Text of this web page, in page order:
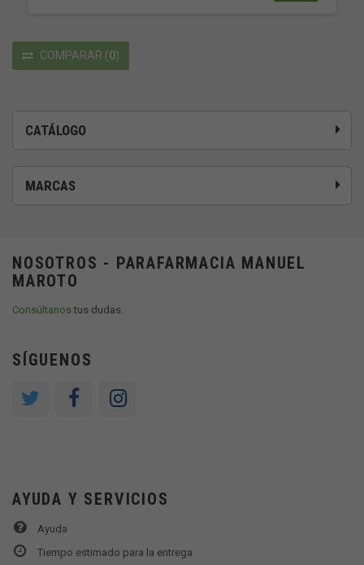
CATÁLOGO
MARCAS
COMPARAR (0)
NOSOTROS - PARAFARMACIA MANUEL
MAROTO
Consúltanostus dudas.
SÍGUENOS
AYUDA Y SERVICIOS
Ayuda
Tiempo estimado para la entrega